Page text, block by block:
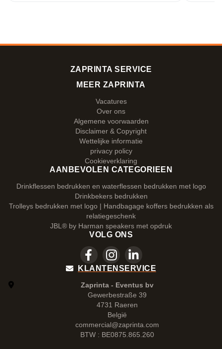
ZAPRINTA SERVICE
MEER ZAPRINTA
Vacatures
Over ons
Algemene voorwaarden
Disclaimer & Copyright
Wettelijke informatie
privacy policy
Cookieverklaring
AANBEVOLEN CATEGORIEEN
Drinkflessen bedrukken en waterflessen bedrukken met logo
Drinkbekers bedrukken
Trolleys bedrukken met logo | Handbagage koffers bedrukken als
relatiegeschenk
JBL® by Harman speakers met opdruk
VOLG ONS
KLANTENSERVICE
Zaprinta - Eventus bv
Gewerbestraße 39
4731 Raeren
België
commercial@zaprinta.com
BTW : BE0875.865.260